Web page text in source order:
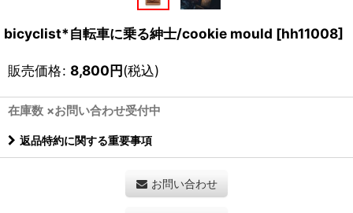
bicyclist*自転車に乗る紳士/cookie mould [hh11008]
販売価格: 8,800円(税込)
在庫数 ×お問い合わせ受付中
返品特約に関する重要事項
お問い合わせ